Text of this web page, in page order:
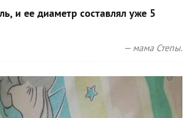
и ее диаметр составлял уже 5
— мама Степы.